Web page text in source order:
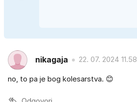
nikagaja 22. 07. 2024 11.58
no, to pa je bog kolesarstva. 😊